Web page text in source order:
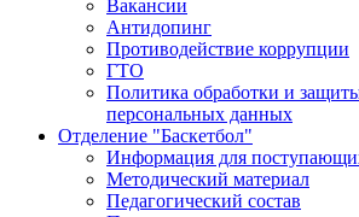
Вакансии
Антидопинг
Противодействие коррупции
ГТО
Политика обработки и
персональных данных
Отделение "Баскетбол"
Информация для
Методический материал
Педагогический состав